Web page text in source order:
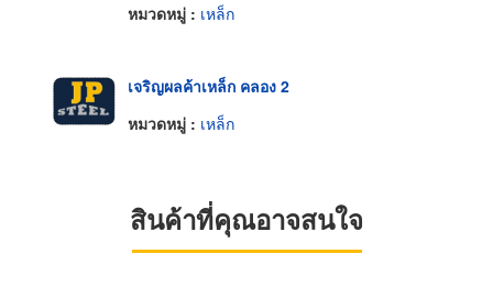
หมวดหมู่ : เหล็ก
เจริญผลค้าเหล็ก คลอง 2
หมวดหมู่ : เหล็ก
สินค้าที่คุณอาจสนใจ